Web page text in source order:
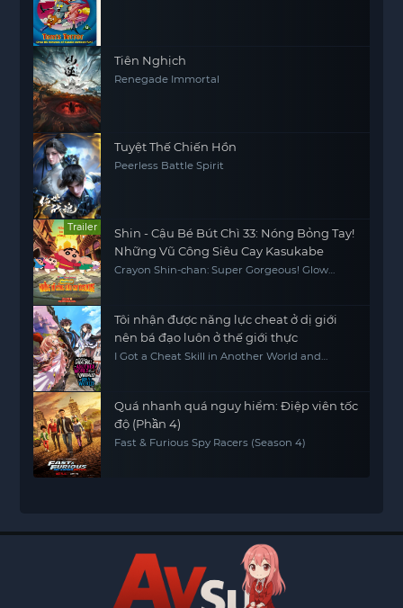
Tiên Nghịch
Renegade Immortal
Tuyệt Thế Chiến Hồn
Peerless Battle Spirit
Trailer
Shin - Cậu Bé Bút Chì 33: Nóng Bỏng Tay!
Những Vũ Công Siêu Cay Kasukabe
Crayon Shin-chan: Super Gorgeous! Glow
Tôi nhận được năng lực cheat ở dị giới
nên bá đạo luôn ở thế giới thực
I Got a Cheat Skill in Another World and
Quá nhanh quá nguy hiểm: Điệp viên tốc
độ (Phần 4)
Fast & Furious Spy Racers (Season 4)